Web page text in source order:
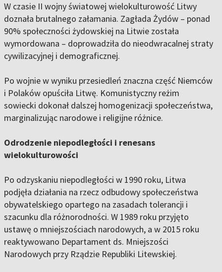
W czasie II wojny światowej wielokulturowość Litwy
doznała brutalnego załamania. Zagłada Żydów – ponad
90% społeczności żydowskiej na Litwie została
wymordowana – doprowadziła do nieodwracalnej straty
cywilizacyjnej i demograficznej.
Po wojnie w wyniku przesiedleń znaczna część Niemców
i Polaków opuściła Litwę. Komunistyczny reżim
sowiecki dokonał dalszej homogenizacji społeczeństwa,
marginalizując narodowe i religijne różnice.
Odrodzenie niepodległości i renesans
wielokulturowości
Po odzyskaniu niepodległości w 1990 roku, Litwa
podjęła działania na rzecz odbudowy społeczeństwa
obywatelskiego opartego na zasadach tolerancji i
szacunku dla różnorodności. W 1989 roku przyjęto
ustawę o mniejszościach narodowych, a w 2015 roku
reaktywowano Departament ds. Mniejszości
Narodowych przy Rządzie Republiki Litewskiej.